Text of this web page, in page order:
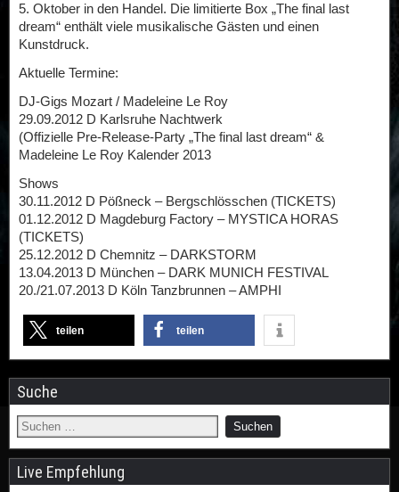
5. Oktober in den Handel. Die limitierte Box „The final last
dream“ enthält viele musikalische Gästen und einen
Kunstdruck.
Aktuelle Termine:
DJ-Gigs Mozart / Madeleine Le Roy
29.09.2012 D Karlsruhe Nachtwerk
(Offizielle Pre-Release-Party „The final last dream“ &
Madeleine Le Roy Kalender 2013
Shows
30.11.2012 D Pößneck – Bergschlösschen (TICKETS)
01.12.2012 D Magdeburg Factory – MYSTICA HORAS
(TICKETS)
25.12.2012 D Chemnitz – DARKSTORM
13.04.2013 D München – DARK MUNICH FESTIVAL
20./21.07.2013 D Köln Tanzbrunnen – AMPHI
teilen teilen
Suche
Live Empfehlung